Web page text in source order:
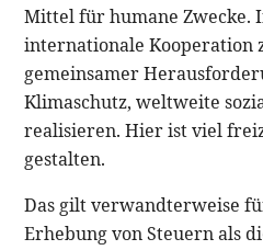
Mittel für humane Zwecke.
internationale Kooperation
gemeinsamer
Klimaschutz, weltweite
realisieren. Hier ist viel
gestalten.
Das gilt verwandterweise
Erhebung von Steuern als